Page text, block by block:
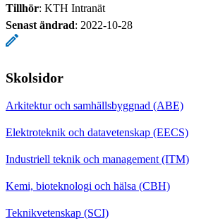
Tillhör: KTH Intranät
Senast ändrad: 2022-10-28
Skolsidor
Arkitektur och samhällsbyggnad (ABE)
Elektroteknik och datavetenskap (EECS)
Industriell teknik och management (ITM)
Kemi, bioteknologi och hälsa (CBH)
Teknikvetenskap (SCI)